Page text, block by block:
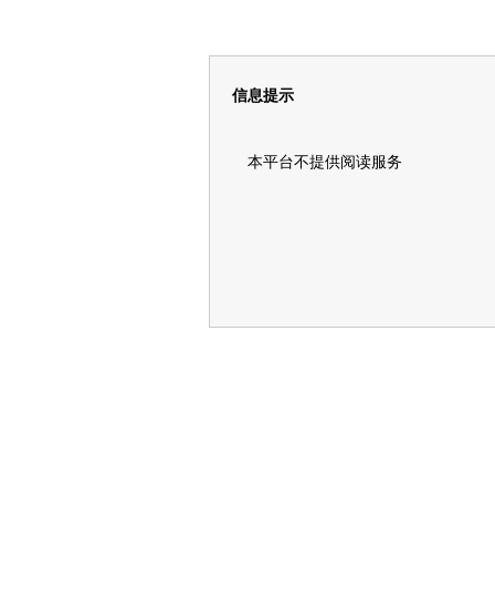
信息提示
本平台不提供阅读服务